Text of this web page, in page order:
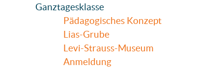
Ganztagesklasse
Pädagogisches Konzept
Lias-Grube
Levi-Strauss-Museum
Anmeldung